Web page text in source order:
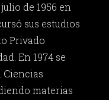
de 1956 en
sus estudios
Privado
En 1974 se
materias